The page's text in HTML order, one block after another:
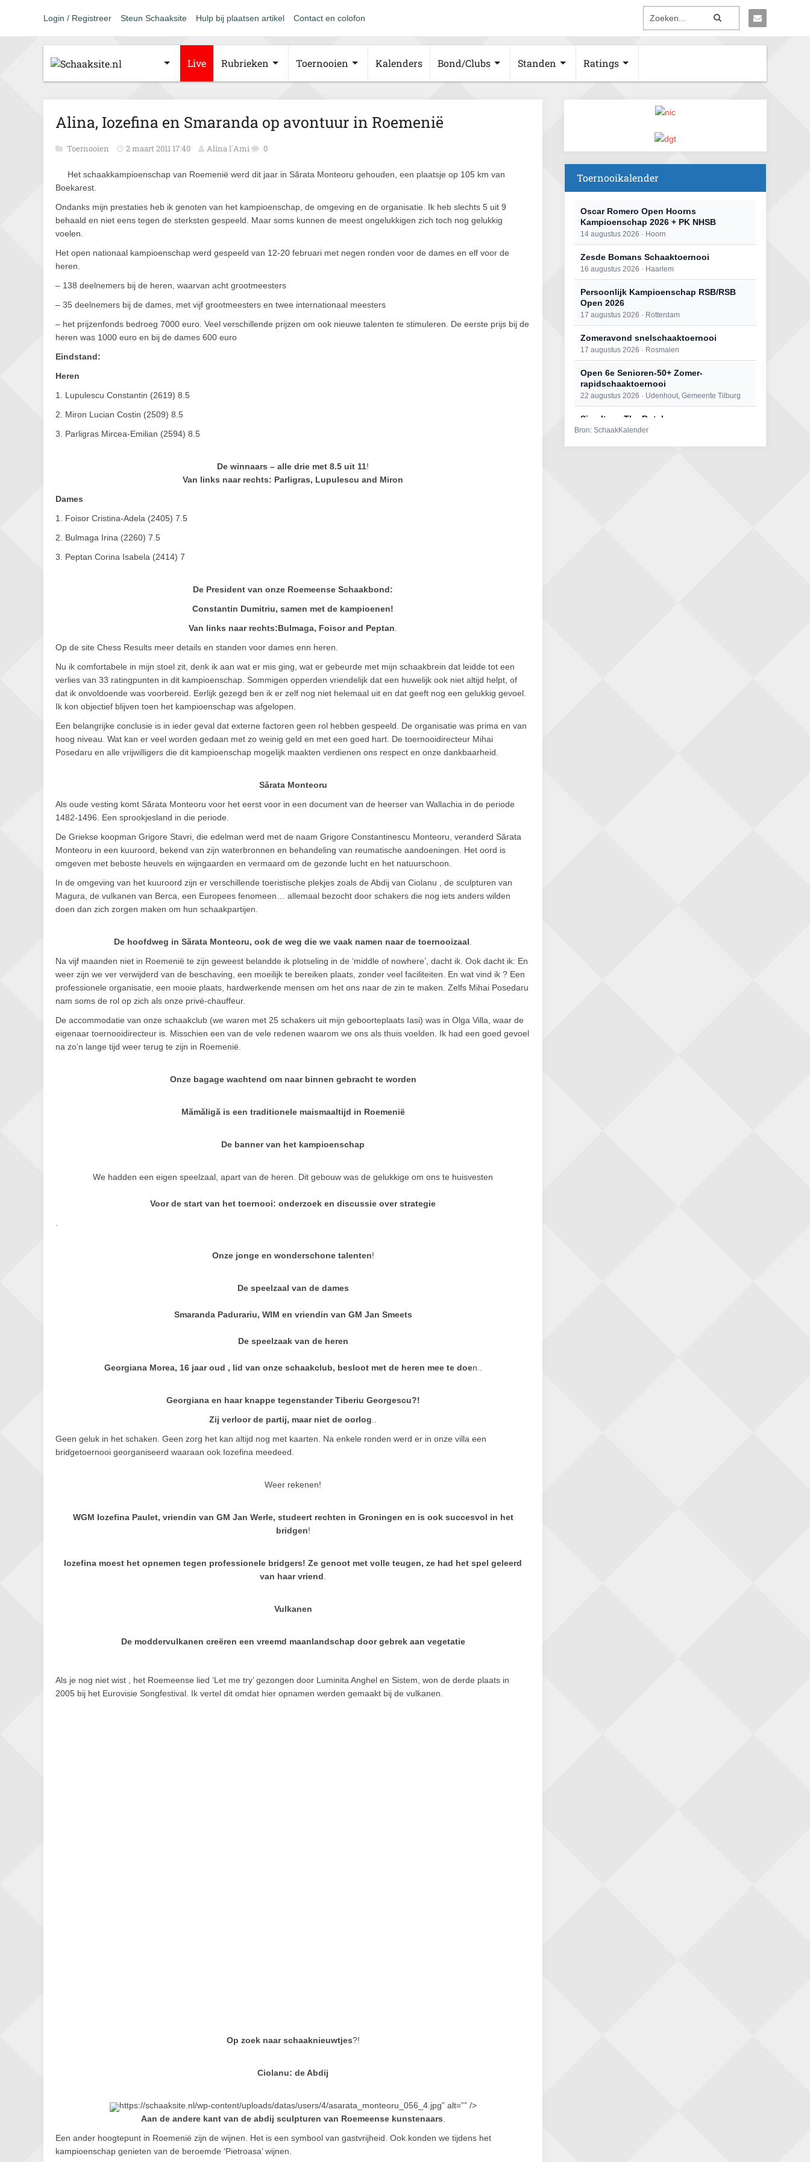
Login / Registreer Steun Schaaksite Hulp bij plaatsen artikel Contact en colofon
Live Rubrieken Toernooien Kalenders Bond/Clubs Standen Ratings
Alina, Iozefina en Smaranda op avontuur in Roemenië
Toernooien 2 maart 2011 17:40 Alina l´Ami 0
Het schaakkampioenschap van Roemenië werd dit jaar in Sărata Monteoru gehouden, een plaatsje op 105 km van
Boekarest.
Ondanks mijn prestaties heb ik genoten van het kampioenschap, de omgeving en de organisatie. Ik heb slechts 5 uit 9
behaald en niet eens tegen de sterksten gespeeld. Maar soms kunnen de meest ongelukkigen zich toch nog gelukkig
voelen.
Het open nationaal kampioenschap werd gespeeld van 12-20 februari met negen ronden voor de dames en elf voor de
heren.
– 138 deelnemers bij de heren, waarvan acht grootmeesters
– 35 deelnemers bij de dames, met vijf grootmeesters en twee internationaal meesters
– het prijzenfonds bedroeg 7000 euro. Veel verschillende prijzen om ook nieuwe talenten te stimuleren. De eerste prijs bij de
heren was 1000 euro en bij de dames 600 euro
Eindstand:
Heren
1. Lupulescu Constantin (2619) 8.5
2. Miron Lucian Costin (2509) 8.5
3. Parligras Mircea-Emilian (2594) 8.5
De winnaars – alle drie met 8.5 uit 11!
Van links naar rechts: Parligras, Lupulescu and Miron
Dames
1. Foisor Cristina-Adela (2405) 7.5
2. Bulmaga Irina (2260) 7.5
3. Peptan Corina Isabela (2414) 7
De President van onze Roemeense Schaakbond:
Constantin Dumitriu, samen met de kampioenen!
Van links naar rechts:Bulmaga, Foisor and Peptan
Op de site Chess Results meer details en standen voor dames enn heren.
Nu ik comfortabele in mijn stoel zit, denk ik aan wat er mis ging, wat er gebeurde met mijn schaakbrein dat leidde tot een
verlies van 33 ratingpunten in dit kampioenschap. Sommigen opperden vriendelijk dat een huwelijk ook niet altijd helpt, of
dat ik onvoldoende was voorbereid. Eerlijk gezegd ben ik er zelf nog niet helemaal uit en dat geeft nog een gelukkig gevoel.
Ik kon objectief blijven toen het kampioenschap was afgelopen.
Een belangrijke conclusie is in ieder geval dat externe factoren geen rol hebben gespeeld. De organisatie was prima en van
hoog niveau. Wat kan er veel worden gedaan met zo weinig geld en met een goed hart. De toernooidirecteur Mihai
Posedaru en alle vrijwilligers die dit kampioenschap mogelijk maakten verdienen ons respect en onze dankbaarheid.
Sărata Monteoru
Als oude vesting komt Sărata Monteoru voor het eerst voor in een document van de heerser van Wallachia in de periode
1482-1496. Een sprookjesland in die periode.
De Griekse koopman Grigore Stavri, die edelman werd met de naam Grigore Constantinescu Monteoru, veranderd Sărata
Monteoru in een kuuroord, bekend van zijn waterbronnen en behandeling van reumatische aandoeningen. Het oord is
omgeven met beboste heuvels en wijngaarden en vermaard om de gezonde lucht en het natuurschoon.
In de omgeving van het kuuroord zijn er verschillende toeristische plekjes zoals de Abdij van Ciolanu , de sculpturen van
Magura, de vulkanen van Berca, een Europees fenomeen… allemaal bezocht door schakers die nog iets anders wilden
doen dan zich zorgen maken om hun schaakpartijen.
De hoofdweg in Sărata Monteoru, ook de weg die we vaak namen naar de toernooizaal
Na vijf maanden niet in Roemenië te zijn geweest belandde ik plotseling in de ‘middle of nowhere’, dacht ik. Ook dacht ik: En
weer zijn we ver verwijderd van de beschaving, een moeilijk te bereiken plaats, zonder veel faciliteiten. En wat vind ik ? Een
professionele organisatie, een mooie plaats, hardwerkende mensen om het ons naar de zin te maken. Zelfs Mihai Posedaru
nam soms de rol op zich als onze privé-chauffeur.
De accommodatie van onze schaakclub (we waren met 25 schakers uit mijn geboorteplaats Iasi) was in Olga Villa, waar de
eigenaar toernooidirecteur is. Misschien een van de vele redenen waarom we ons als thuis voelden. Ik had een goed gevoel
na zo’n lange tijd weer terug te zijn in Roemenië.
Onze bagage wachtend om naar binnen gebracht te worden
Mămăligă is een traditionele maismaaltijd in Roemenië
De banner van het kampioenschap
We hadden een eigen speelzaal, apart van de heren. Dit gebouw was de gelukkige om ons te huisvesten
Voor de start van het toernooi: onderzoek en discussie over strategie
Onze jonge en wonderschone talenten!
De speelzaal van de dames
Smaranda Padurariu, WIM en vriendin van GM Jan Smeets
De speelzaak van de heren
Georgiana Morea, 16 jaar oud , lid van onze schaakclub, besloot met de heren mee te doen..
Georgiana en haar knappe tegenstander Tiberiu Georgescu?!
Zij verloor de partij, maar niet de oorlog
Geen geluk in het schaken. Geen zorg het kan altijd nog met kaarten. Na enkele ronden werd er in onze villa een
bridgetoernooi georganiseerd waaraan ook Iozefina meedeed.
Weer rekenen!
WGM Iozefina Paulet, vriendin van GM Jan Werle, studeert rechten in Groningen en is ook succesvol in het
bridgen!
Iozefina moest het opnemen tegen professionele bridgers! Ze genoot met volle teugen, ze had het spel geleerd
van haar vriend
Vulkanen
De moddervulkanen creëren een vreemd maanlandschap door gebrek aan vegetatie
Als je nog niet wist , het Roemeense lied ‘Let me try’ gezongen door Luminita Anghel en Sistem, won de derde plaats in
2005 bij het Eurovisie Songfestival. Ik vertel dit omdat hier opnamen werden gemaakt bij de vulkanen.
Op zoek naar schaaknieuwtjes?!
Ciolanu: de Abdij
https://schaaksite.nl/wp-content/uploads/datas/users/4/asarata_monteoru_056_4.jpg” alt=”” />
Aan de andere kant van de abdij sculpturen van Roemeense kunstenaars
Een ander hoogtepunt in Roemenië zijn de wijnen. Het is een symbool van gastvrijheid. Ook konden we tijdens het
kampioenschap genieten van de beroemde ‘Pietroasa’ wijnen.
Toernooikalender
Oscar Romero Open Hoorns
Kampioenschap 2026 + PK NHSB
14 augustus 2026 · Hoorn
Zesde Bomans Schaaktoernooi
16 augustus 2026 · Haarlem
Persoonlijk Kampioenschap RSB/RSB
Open 2026
17 augustus 2026 · Rotterdam
Zomeravond snelschaaktoernooi
17 augustus 2026 · Rosmalen
Open 6e Senioren-50+ Zomer-
rapidschaaktoernooi
22 augustus 2026 · Udenhout, Gemeente Tilburg
Simultaan The Butcher
22 augustus 2026 · Utrecht
Bron: SchaakKalender